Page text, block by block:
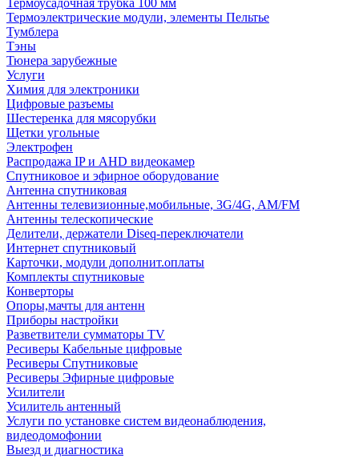
Термоусадочная трубка 100 мм
Термоэлектрические модули, элементы Пельтье
Тумблера
Тэны
Тюнера зарубежные
Услуги
Химия для электроники
Цифровые разъемы
Шестеренка для мясорубки
Щетки угольные
Электрофен
Распродажа IP и AHD видеокамер
Спутниковое и эфирное оборудование
Антенна спутниковая
Антенны телевизионные,мобильные, 3G/4G, AM/FM
Антенны телескопические
Делители, держатели Diseq-переключатели
Интернет спутниковый
Карточки, модули дополнит.оплаты
Комплекты спутниковые
Конверторы
Опоры,мачты для антенн
Приборы настройки
Разветвители сумматоры TV
Ресиверы Кабельные цифровые
Ресиверы Спутниковые
Ресиверы Эфирные цифровые
Усилители
Усилитель антенный
Услуги по установке систем видеонаблюдения,
видеодомофонии
Выезд и диагностика